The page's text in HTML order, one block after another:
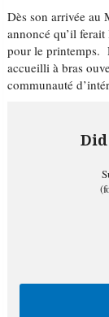
Dès son arrivée au
annoncé qu’il
pour le printemps.
accueilli à bras
communauté